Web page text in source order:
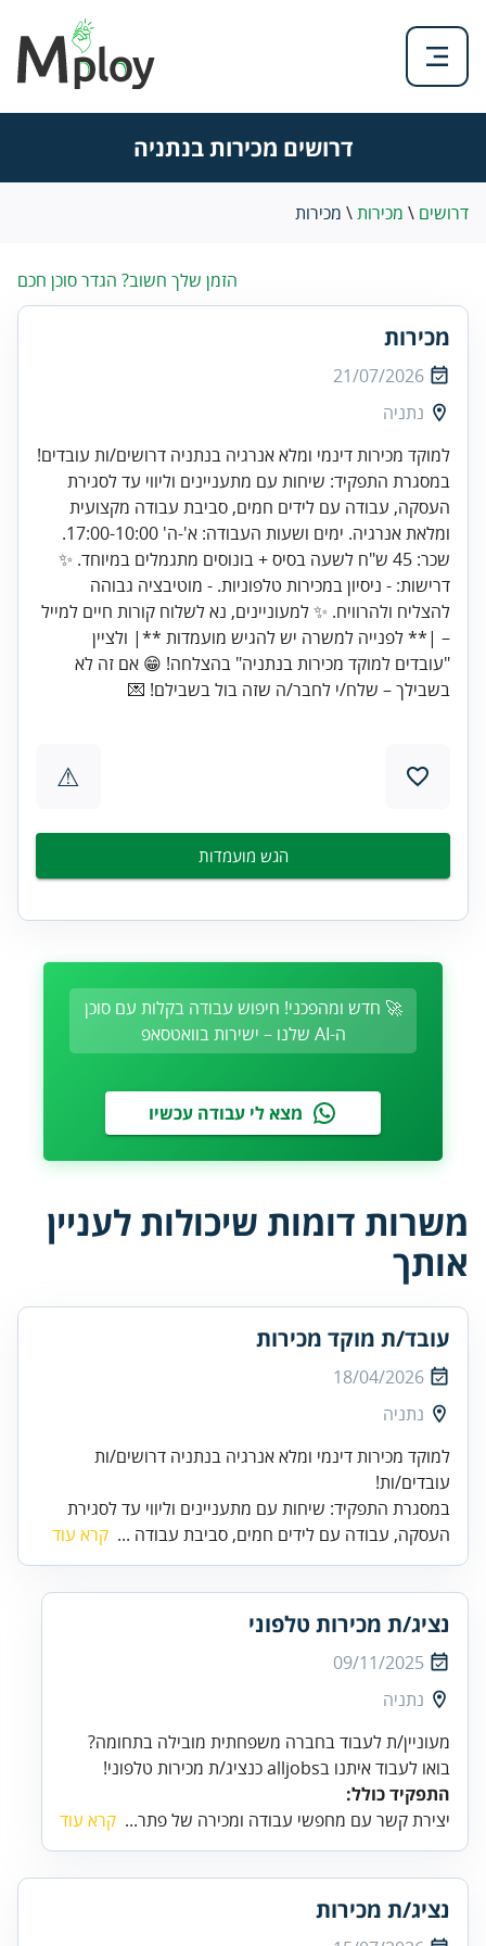
דרושים מכירות בנתניה
דרושים \ מכירות\ מכירות
הזמן שלך חשוב? הגדר סוכן חכם
מכירות
21/07/2026
נתניה
למוקד מכירות דינמי ומלא אנרגיה בנתניה דרושים/ות עובדים!
במסגרת התפקיד: שיחות עם מתעניינים וליווי עד לסגירת
העסקה, עבודה עם לידים חמים, סביבת עבודה מקצועית
ומלאת אנרגיה. ימים ושעות העבודה: א'-ה' 17:00-10:00.
שכר: 45 ש"ח לשעה בסיס + בונוסים מתגמלים במיוחד. ✨
דרישות: - ניסיון במכירות טלפוניות. - מוטיבציה גבוהה
להצליח ולהרוויח. ✨ למעוניינים, נא לשלוח קורות חיים למייל
– |** לפנייה למשרה יש להגיש מועמדות **| ולציין
"עובדים למוקד מכירות בנתניה" בהצלחה! 😁 אם זה לא
בשבילך – שלח/י לחבר/ה שזה בול בשבילם! 💌
⚠
הגש מועמדות
🚀 חדש ומהפכני! חיפוש עבודה בקלות עם סוכן
ה-AI שלנו – ישירות בוואטסאפ
מצא לי עבודה עכשיו
משרות דומות שיכולות לעניין
אותך
עובד/ת מוקד מכירות
18/04/2026
נתניה
למוקד מכירות דינמי ומלא אנרגיה בנתניה דרושים/ות
עובדים/ות!
במסגרת התפקיד: שיחות עם מתעניינים וליווי עד לסגירת
העסקה, עבודה עם לידים חמים, סביבת עבודה ... קרא עוד
נציג/ת מכירות טלפוני
09/11/2025
נתניה
בואו לעבוד איתנו בalljobs כנציג/ת מכירות טלפוני!
התפקיד כולל:
יצירת קשר עם מחפשי עבודה ומכירה של פתר... קרא עוד
נציג/ת מכירות